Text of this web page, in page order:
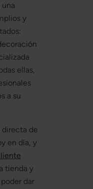
y
ellas,
a su
directa de
en día, y
tienda y
dar